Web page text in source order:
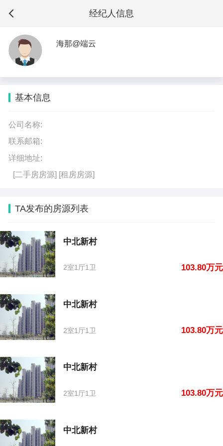
经纪人信息
海那@端云
基本信息
公司名称:
联系邮箱:
详细地址:
[二手房房源] [租房房源]
TA发布的房源列表
中北新村
2室1厅1卫 103.80万元
中北新村
2室1厅1卫 103.80万元
中北新村
2室1厅1卫 103.80万元
中北新村